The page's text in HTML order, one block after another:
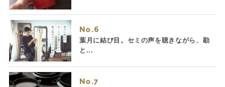
No.
葉月に結び目。セミの声を聴きながら、勘
と...
No.